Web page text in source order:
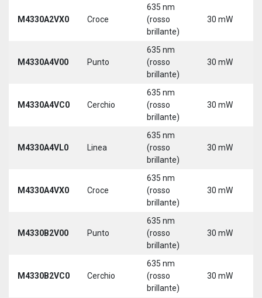
M4330A2VX0 Croce
635 nm
(rosso
brillante)
30 mW
M4330A4V00 Punto
635 nm
(rosso
brillante)
30 mW
M4330A4VC0 Cerchio
635 nm
(rosso
brillante)
30 mW
M4330A4VL0 Linea
635 nm
(rosso
brillante)
30 mW
M4330A4VX0 Croce
635 nm
(rosso
brillante)
30 mW
M4330B2V00 Punto
635 nm
(rosso
brillante)
30 mW
M4330B2VC0 Cerchio
635 nm
(rosso
brillante)
30 mW